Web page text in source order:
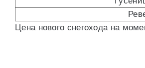
Цена нового снегохода на